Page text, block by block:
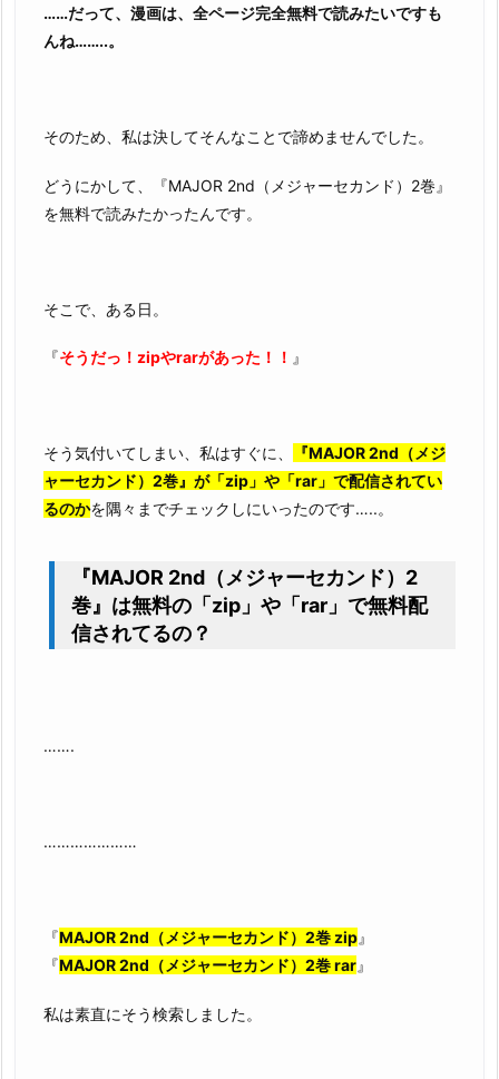
……だって、漫画は、全ページ完全無料で読みたいですも
んね……..。
そのため、私は決してそんなことで諦めませんでした。
どうにかして、『MAJOR 2nd（メジャーセカンド）2巻』
を無料で読みたかったんです。
そこで、ある日。
『そうだっ！zipやrarがあった！！ 』
そう気付いてしまい、私はすぐに、
『MAJOR 2nd（メジ
ャーセカンド）2巻』が「zip」や「rar」で配信されてい
るのかを隅々までチェックしにいったのです…..。
『MAJOR 2nd（メジャーセカンド）2
巻』は無料の「zip」や「rar」で無料配
信されてるの？
…….
…………………
『MAJOR 2nd（メジャーセカンド）2巻 zip』
『MAJOR 2nd（メジャーセカンド）2巻 rar』
私は素直にそう検索しました。